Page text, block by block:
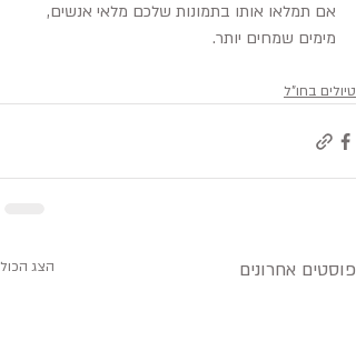
אם תמלאו אותו בתמונות שלכם מלאי אנשים,
מימים שמחים יותר.
טיולים בחו"ל
פוסטים אחרונים הצג הכול